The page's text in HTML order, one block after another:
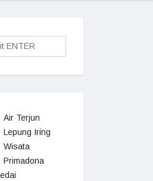
Air Terjun
Lepung Iring
Wisata
Primadona